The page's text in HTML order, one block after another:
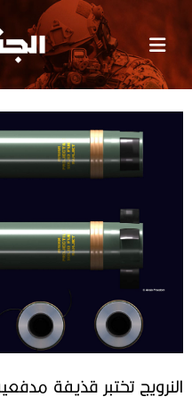
النرويج تختبر قذيفة